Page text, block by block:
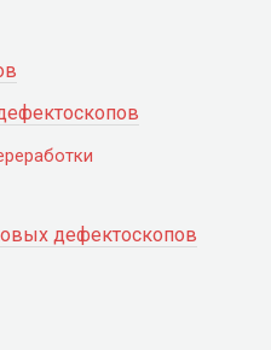
дефектоскопов